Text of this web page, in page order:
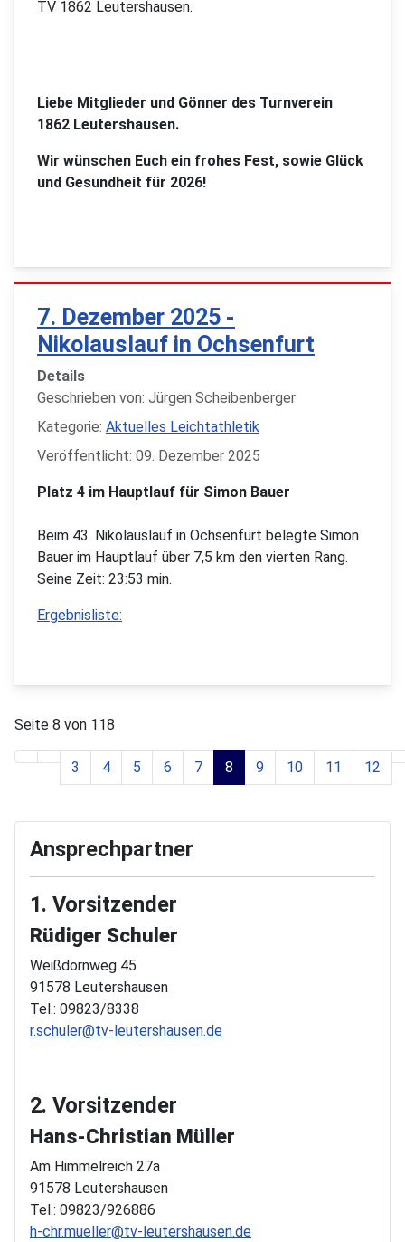
TV 1862 Leutershausen.
Liebe Mitglieder und Gönner des Turnverein
1862 Leutershausen.
Wir wünschen Euch ein frohes Fest, sowie Glück
und Gesundheit für 2026!
7. Dezember 2025 -
Nikolauslauf in Ochsenfurt
Details
Geschrieben von: Jürgen Scheibenberger
Kategorie: Aktuelles Leichtathletik
Veröffentlicht: 09. Dezember 2025
Platz 4 im Hauptlauf für Simon Bauer
Beim 43. Nikolauslauf in Ochsenfurt belegte Simon
Bauer im Hauptlauf über 7,5 km den vierten Rang.
Seine Zeit: 23:53 min.
Ergebnisliste:
Seite 8 von 118
3 4 5 6 7 8 9 10 11 12
Ansprechpartner
1. Vorsitzender
Rüdiger Schuler
Weißdornweg 45
91578 Leutershausen
Tel.: 09823/8338
r.schuler@tv-leutershausen.de
2. Vorsitzender
Hans-Christian Müller
Am Himmelreich 27a
91578 Leutershausen
Tel.: 09823/926886
h-chr.mueller@tv-leutershausen.de